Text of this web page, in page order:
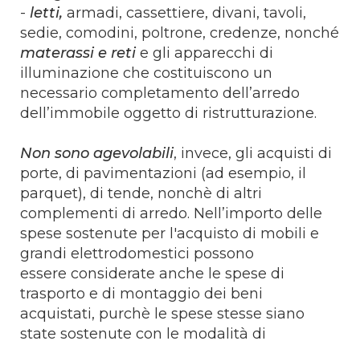
- letti, armadi, cassettiere, divani, tavoli,
sedie, comodini, poltrone, credenze, nonché
materassi e reti e gli apparecchi di
illuminazione che costituiscono un
necessario completamento dell’arredo
dell’immobile oggetto di ristrutturazione.
Non sono agevolabili, invece, gli acquisti di
porte, di pavimentazioni (ad esempio, il
parquet), di tende, nonchè di altri
complementi di arredo. Nell’importo delle
spese sostenute per l'acquisto di mobili e
grandi elettrodomestici possono
essere considerate anche le spese di
trasporto e di montaggio dei beni
acquistati, purchè le spese stesse siano
state sostenute con le modalità di